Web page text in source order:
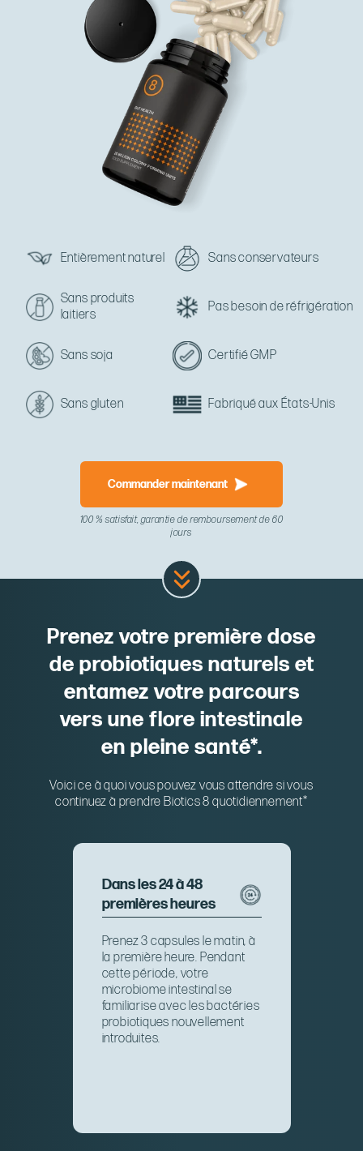
Entièrement naturel Sans conservateurs
Sans produits
laitiers
Pas besoin de réfrigération
Sans soja Certifié GMP
Sans gluten Fabriqué aux États-Unis
Commander maintenant
100 % satisfait, garantie de remboursement de 60
jours
Prenez votre première dose
de probiotiques naturels et
entamez votre parcours
vers une flore intestinale
en pleine santé*.
Voici ce à quoi vous pouvez vous attendre si vous
continuez à prendre Biotics 8 quotidiennement*
Dans les 24 à 48
premières heures
Prenez 3 capsules le matin, à
la première heure. Pendant
cette période, votre
microbiome intestinal se
familiarise avec les bactéries
probiotiques nouvellement
introduites.